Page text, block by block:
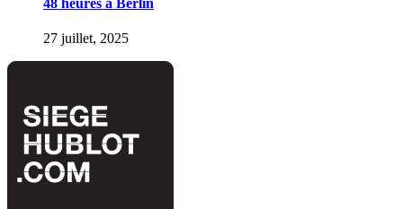
27 juillet, 2025